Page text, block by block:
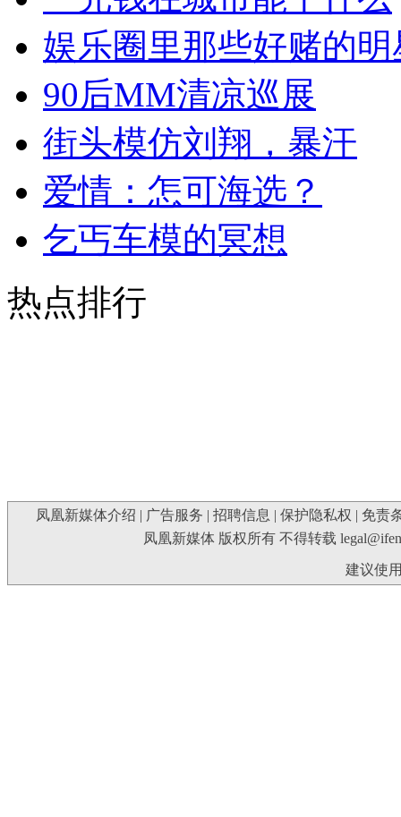
娱乐圈里那些好赌的明
90后MM清凉巡展
街头模仿刘翔，暴汗
爱情：怎可海选？
乞丐车模的冥想
热点排行
凤凰新媒体介绍 | 广告服务 | 招聘信息 | 保护隐私权 | 免责
凤凰新媒体 版权所有 不得转载
建议使